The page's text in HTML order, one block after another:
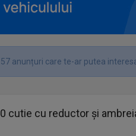
anunțuri care te-ar putea
cutie cu reductor și